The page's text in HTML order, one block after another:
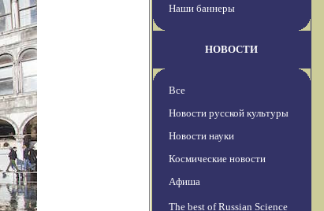
Наши баннеры
НОВОСТИ
Все
Новости русской культуры
Новости науки
Космические новости
Афиша
The best of Russian Science